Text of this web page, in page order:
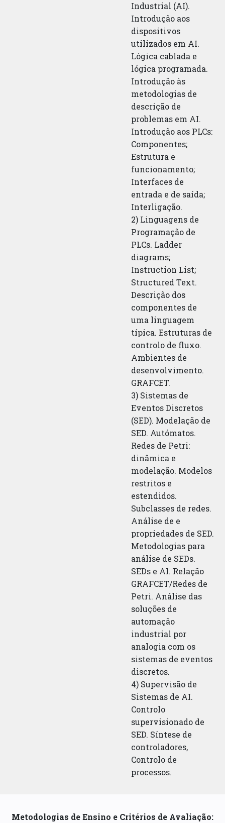
Industrial (AI).
Introdução aos
dispositivos
utilizados em AI.
Lógica cablada e
lógica programada.
Introdução às
metodologias de
descrição de
problemas em AI.
Introdução aos PLCs:
Componentes;
Estrutura e
funcionamento;
Interfaces de
entrada e de saída;
Interligação.
2) Linguagens de
Programação de
PLCs. Ladder
diagrams;
Instruction List;
Structured Text.
Descrição dos
componentes de
uma linguagem
típica. Estruturas de
controlo de fluxo.
Ambientes de
desenvolvimento.
GRAFCET.
3) Sistemas de
Eventos Discretos
(SED). Modelação de
SED. Autómatos.
Redes de Petri:
dinâmica e
modelação. Modelos
restritos e
estendidos.
Subclasses de redes.
Análise de e
propriedades de SED.
Metodologias para
análise de SEDs.
SEDs e AI. Relação
GRAFCET/Redes de
Petri. Análise das
soluções de
automação
industrial por
analogia com os
sistemas de eventos
discretos.
4) Supervisão de
Sistemas de AI.
Controlo
supervisionado de
SED. Síntese de
controladores,
Controlo de
processos.
Metodologias de Ensino e Critérios de Avaliação: